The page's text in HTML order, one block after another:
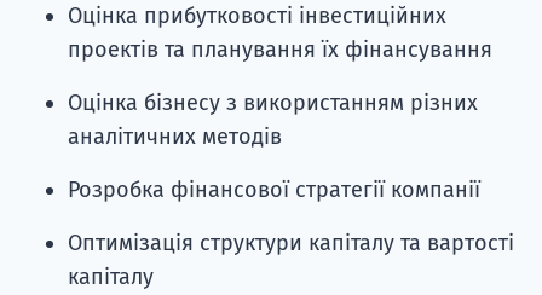
Оцінка прибутковості інвестиційних
проектів та планування їх фінансування
Оцінка бізнесу з використанням різних
аналітичних методів
Розробка фінансової стратегії компанії
Оптимізація структури капіталу та вартості
капіталу